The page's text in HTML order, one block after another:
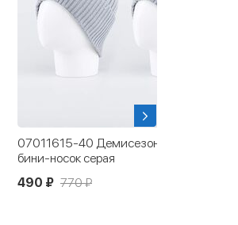
07011615-40 Демисезонная шапка-
бини-носок серая
490 ₽ 770 ₽